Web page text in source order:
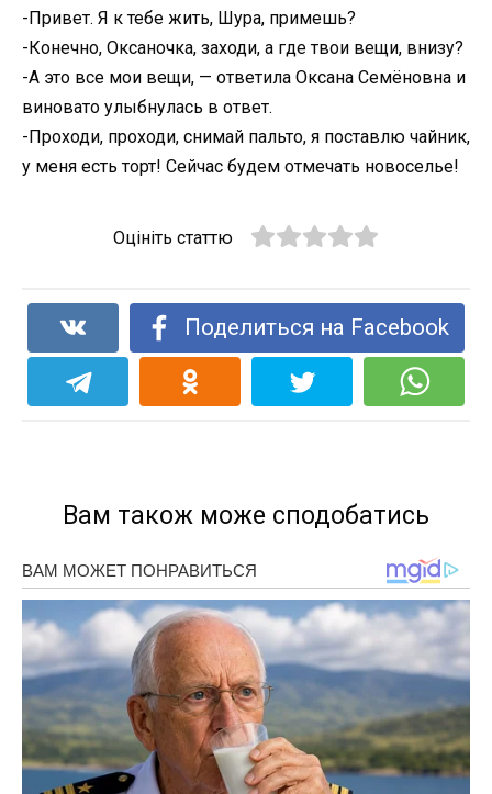
-Привет. Я к тебе жить, Шура, примешь?
-Конечно, Оксаночка, заходи, а где твои вещи, внизу?
-А это все мои вещи, — ответила Оксана Семёновна и
виновато улыбнулась в ответ.
-Проходи, проходи, снимай пальто, я поставлю чайник,
у меня есть торт! Сейчас будем отмечать новоселье!
Оцініть статтю
Поделиться на Facebook
Вам також може сподобатись